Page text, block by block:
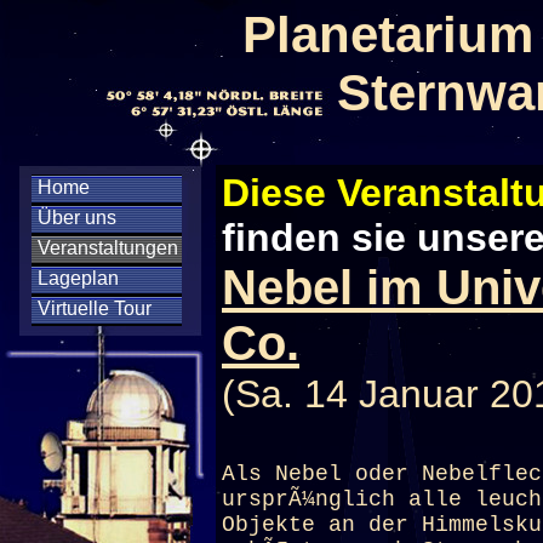
Home
Über uns
Veranstaltungen
Lageplan
Virtuelle Tour
Diese
finden sie
Nebel im
Co.
(Sa. 14 Januar
Als Nebel oder
ursprÃ¼nglich alle
Objekte an der